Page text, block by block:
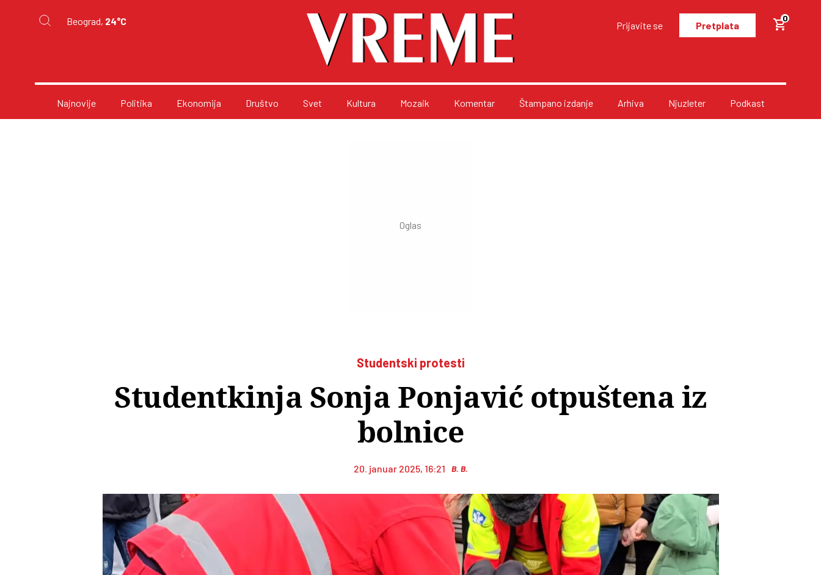
Beograd, 24°C Prijavite se Pretplata
0
Najnovije Politika Ekonomija Društvo Svet Kultura Mozaik Komentar Štampano izdanje Arhiva Njuzleter Podkast
Studentski protesti
Studentkinja Sonja Ponjavić otpuštena iz
bolnice
20. januar 2025, 16:21 B. B.